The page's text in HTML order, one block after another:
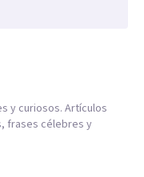
y curiosos. Artículos
frases célebres y